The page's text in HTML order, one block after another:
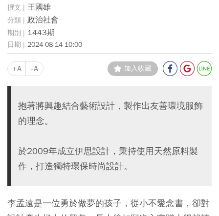
王國雄
政治社會
1443期
2024-08-14 10:00
+A -A 加入收藏
抱著將興趣結合藝術設計，製作出友善環境服飾
的理念。
於2009年成立伊思設計，秉持使用天然原料製
作，打造獨特環保時尚設計。
李孟遠是一位勇於做夢的孩子，從小不愛念書，卻對